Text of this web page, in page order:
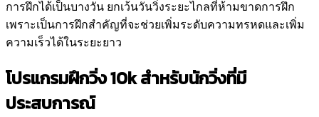
การฝึกได้เป็นบางวัน ยกเว้นวันวิ่งระยะไกลที่ห้ามขาดการฝึก
เพราะเป็นการฝึกสำคัญที่จะช่วยเพิ่มระดับความทรหดและเพิ่ม
ความเร็วได้ในระยะยาว
โปรแกรมฝึกวิ่ง 10k สำหรับนักวิ่งที่มี
ประสบการณ์